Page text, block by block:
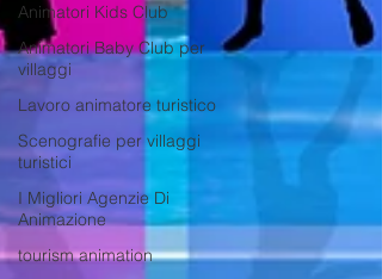
Animatori Kids Club
Animatori Baby Club per
villaggi
Lavoro animatore turistico
Scenografie per villaggi
turistici
I Migliori Agenzie Di
Animazione
tourism animation